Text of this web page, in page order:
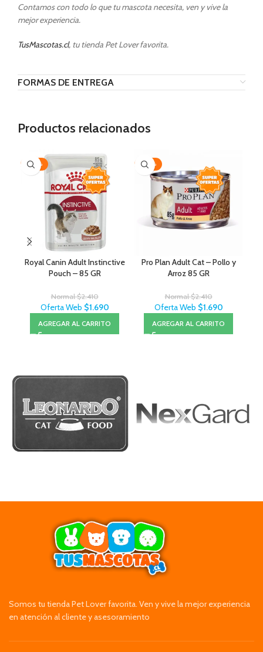
Contamos con todo lo que tu mascota necesita, ven y vive la
mejor experiencia.
TusMascotas.cl, tu tienda Pet Lover favorita.
FORMAS DE ENTREGA
Productos relacionados
-30%
Royal Canin Adult Instinctive
Pouch – 85 GR
Normal$2.410
Oferta Web $1.690
AGREGAR AL CARRITO
-30%
Pro Plan Adult Cat – Pollo y
Arroz 85 GR
Normal$2.410
Oferta Web $1.690
AGREGAR AL CARRITO
Somos tu tienda Pet Lover favorita. Ven y vive la mejor experiencia
en atención al cliente y asesoramiento